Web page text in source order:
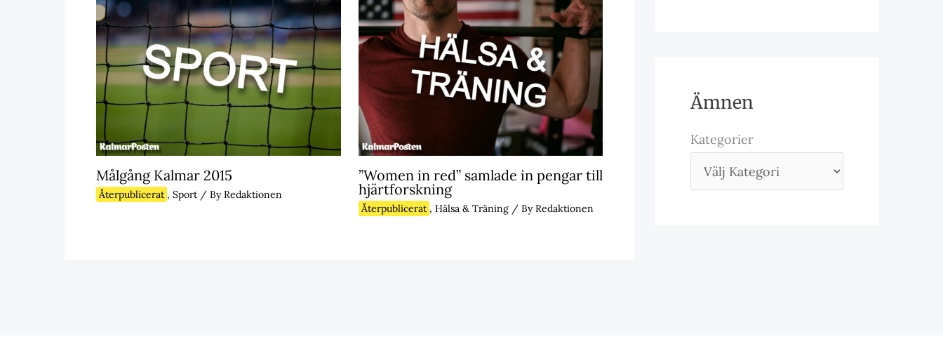
Målgång Kalmar 2015
Återpublicerat , Sport / ByRedaktionen
”Women in red” samlade in pengar till
hjärtforskning
Återpublicerat , Hälsa & Träning/ ByRedaktionen
Ämnen
Kategorier